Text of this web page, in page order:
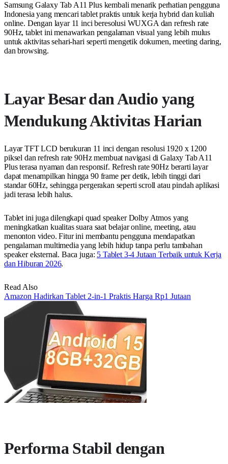
Samsung Galaxy Tab A11 Plus kembali menarik perhatian pengguna
Indonesia yang mencari tablet praktis untuk kerja hybrid dan kuliah
online. Dengan layar 11 inci beresolusi WUXGA dan refresh rate
90Hz, tablet ini menawarkan pengalaman visual yang lebih mulus
untuk aktivitas sehari-hari seperti mengetik dokumen, meeting daring,
dan browsing.
Layar Besar dan Audio yang
Mendukung Aktivitas Harian
Layar TFT LCD berukuran 11 inci dengan resolusi 1920 x 1200
piksel dan refresh rate 90Hz membuat navigasi di Galaxy Tab A11
Plus terasa nyaman dan responsif. Refresh rate 90Hz berarti layar
dapat menampilkan hingga 90 frame per detik, lebih tinggi dari
standar 60Hz, sehingga pergerakan seperti scroll atau pindah aplikasi
jadi terasa lebih halus.
Tablet ini juga dilengkapi quad speaker Dolby Atmos yang
meningkatkan kualitas suara saat belajar online, meeting, atau
menonton video. Fitur ini membantu pengguna mendapatkan
pengalaman multimedia yang lebih hidup tanpa perlu tambahan
speaker eksternal. Baca juga: 5 Tablet 3-4 Jutaan Terbaik untuk Kerja
dan Hiburan 2026.
Read Also
Amazon Hadirkan Tablet 2-in-1 Praktis Harga Rp1 Jutaan
Performa Stabil dengan